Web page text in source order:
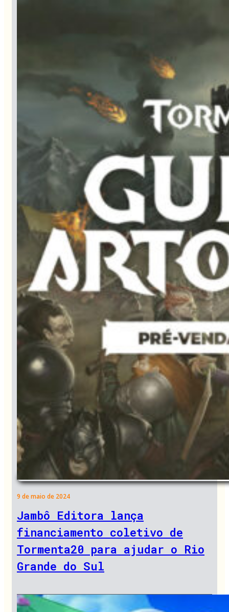
9 de maio de 2024
Jambô Editora lança
financiamento coletivo de
Tormenta20 para ajudar o Rio
Grande do Sul